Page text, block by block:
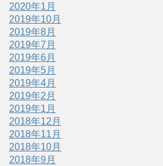
2020年1月
2019年10月
2019年8月
2019年7月
2019年6月
2019年5月
2019年4月
2019年2月
2019年1月
2018年12月
2018年11月
2018年10月
2018年9月